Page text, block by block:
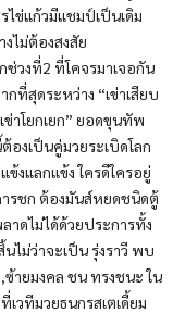
ข่แก้วมีแชมป์เป็นเดิม
ไม่ต้องสงสัย
วงที่2 ที่โคจรมาเจอกัน
ที่สุดระหว่าง “เข่าเสียบ
าโยกเยก” ยอดขุนทัพ
งเป็นคู่มวยระเบิดโลก
งแลกแข้ง ใครดีใครอยู่
รชก ต้องมันส์หยดชนิดตู้
ดไม่ได้ด้วยประการทั้ง
ไม่ว่าจะเป็น รุ่งราวี พบ
ซ้ายมงคล ชน ทรงชนะ ใน
วทีมวยธนกรสเตเดี้ยม